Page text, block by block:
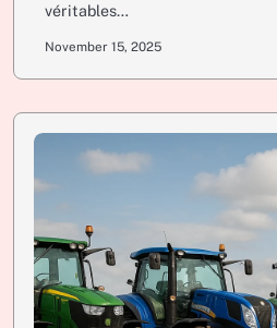
véritables…
November 15, 2025